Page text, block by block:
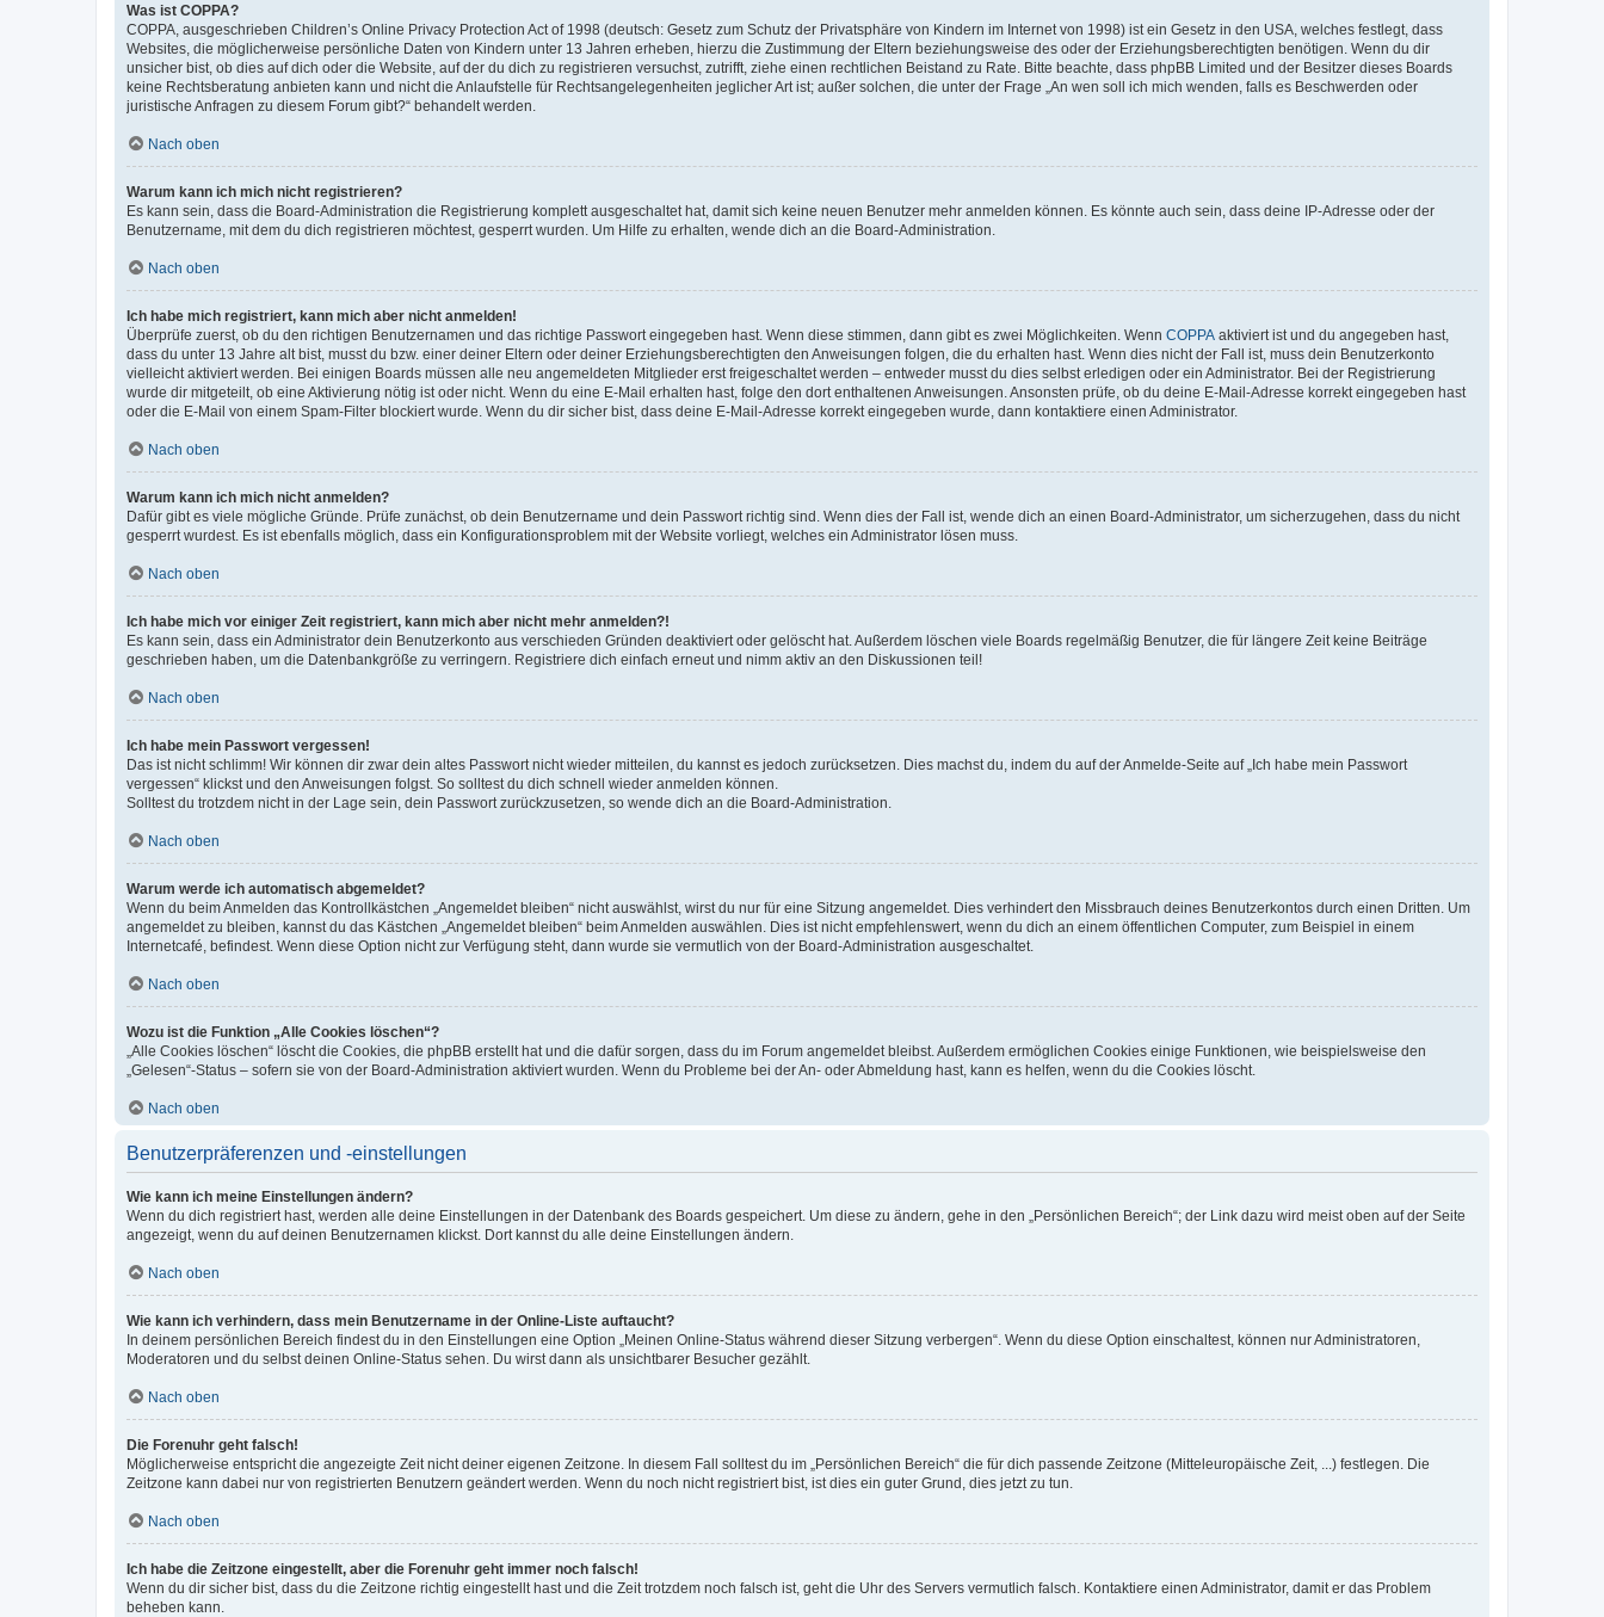
Was ist COPPA?
COPPA, ausgeschrieben Children’s Online Privacy Protection Act of 1998 (deutsch: Gesetz zum Schutz der Privatsphäre von Kindern im Internet von 1998) ist ein Gesetz in den USA, welches festlegt, dass
Websites, die möglicherweise persönliche Daten von Kindern unter 13 Jahren erheben, hierzu die Zustimmung der Eltern beziehungsweise des oder der Erziehungsberechtigten benötigen. Wenn du dir
unsicher bist, ob dies auf dich oder die Website, auf der du dich zu registrieren versuchst, zutrifft, ziehe einen rechtlichen Beistand zu Rate. Bitte beachte, dass phpBB Limited und der Besitzer dieses Boards
keine Rechtsberatung anbieten kann und nicht die Anlaufstelle für Rechtsangelegenheiten jeglicher Art ist; außer solchen, die unter der Frage „An wen soll ich mich wenden, falls es Beschwerden oder
juristische Anfragen zu diesem Forum gibt?“ behandelt werden.
Nach oben
Warum kann ich mich nicht registrieren?
Es kann sein, dass die Board-Administration die Registrierung komplett ausgeschaltet hat, damit sich keine neuen Benutzer mehr anmelden können. Es könnte auch sein, dass deine IP-Adresse oder der
Benutzername, mit dem du dich registrieren möchtest, gesperrt wurden. Um Hilfe zu erhalten, wende dich an die Board-Administration.
Nach oben
Ich habe mich registriert, kann mich aber nicht anmelden!
Überprüfe zuerst, ob du den richtigen Benutzernamen und das richtige Passwort eingegeben hast. Wenn diese stimmen, dann gibt es zwei Möglichkeiten. Wenn COPPA aktiviert ist und du angegeben hast,
dass du unter 13 Jahre alt bist, musst du bzw. einer deiner Eltern oder deiner Erziehungsberechtigten den Anweisungen folgen, die du erhalten hast. Wenn dies nicht der Fall ist, muss dein Benutzerkonto
vielleicht aktiviert werden. Bei einigen Boards müssen alle neu angemeldeten Mitglieder erst freigeschaltet werden – entweder musst du dies selbst erledigen oder ein Administrator. Bei der Registrierung
wurde dir mitgeteilt, ob eine Aktivierung nötig ist oder nicht. Wenn du eine E-Mail erhalten hast, folge den dort enthaltenen Anweisungen. Ansonsten prüfe, ob du deine E-Mail-Adresse korrekt eingegeben hast
oder die E-Mail von einem Spam-Filter blockiert wurde. Wenn du dir sicher bist, dass deine E-Mail-Adresse korrekt eingegeben wurde, dann kontaktiere einen Administrator.
Nach oben
Warum kann ich mich nicht anmelden?
Dafür gibt es viele mögliche Gründe. Prüfe zunächst, ob dein Benutzername und dein Passwort richtig sind. Wenn dies der Fall ist, wende dich an einen Board-Administrator, um sicherzugehen, dass du nicht
gesperrt wurdest. Es ist ebenfalls möglich, dass ein Konfigurationsproblem mit der Website vorliegt, welches ein Administrator lösen muss.
Nach oben
Ich habe mich vor einiger Zeit registriert, kann mich aber nicht mehr anmelden?!
Es kann sein, dass ein Administrator dein Benutzerkonto aus verschieden Gründen deaktiviert oder gelöscht hat. Außerdem löschen viele Boards regelmäßig Benutzer, die für längere Zeit keine Beiträge
geschrieben haben, um die Datenbankgröße zu verringern. Registriere dich einfach erneut und nimm aktiv an den Diskussionen teil!
Nach oben
Ich habe mein Passwort vergessen!
Das ist nicht schlimm! Wir können dir zwar dein altes Passwort nicht wieder mitteilen, du kannst es jedoch zurücksetzen. Dies machst du, indem du auf der Anmelde-Seite auf „Ich habe mein Passwort
vergessen“ klickst und den Anweisungen folgst. So solltest du dich schnell wieder anmelden können.
Solltest du trotzdem nicht in der Lage sein, dein Passwort zurückzusetzen, so wende dich an die Board-Administration.
Nach oben
Warum werde ich automatisch abgemeldet?
Wenn du beim Anmelden das Kontrollkästchen „Angemeldet bleiben“ nicht auswählst, wirst du nur für eine Sitzung angemeldet. Dies verhindert den Missbrauch deines Benutzerkontos durch einen Dritten. Um
angemeldet zu bleiben, kannst du das Kästchen „Angemeldet bleiben“ beim Anmelden auswählen. Dies ist nicht empfehlenswert, wenn du dich an einem öffentlichen Computer, zum Beispiel in einem
Internetcafé, befindest. Wenn diese Option nicht zur Verfügung steht, dann wurde sie vermutlich von der Board-Administration ausgeschaltet.
Nach oben
Wozu ist die Funktion „Alle Cookies löschen“?
„Alle Cookies löschen“ löscht die Cookies, die phpBB erstellt hat und die dafür sorgen, dass du im Forum angemeldet bleibst. Außerdem ermöglichen Cookies einige Funktionen, wie beispielsweise den
„Gelesen“-Status – sofern sie von der Board-Administration aktiviert wurden. Wenn du Probleme bei der An- oder Abmeldung hast, kann es helfen, wenn du die Cookies löscht.
Nach oben
Benutzerpräferenzen und -einstellungen
Wie kann ich meine Einstellungen ändern?
Wenn du dich registriert hast, werden alle deine Einstellungen in der Datenbank des Boards gespeichert. Um diese zu ändern, gehe in den „Persönlichen Bereich“; der Link dazu wird meist oben auf der Seite
angezeigt, wenn du auf deinen Benutzernamen klickst. Dort kannst du alle deine Einstellungen ändern.
Nach oben
Wie kann ich verhindern, dass mein Benutzername in der Online-Liste auftaucht?
In deinem persönlichen Bereich findest du in den Einstellungen eine Option „Meinen Online-Status während dieser Sitzung verbergen“. Wenn du diese Option einschaltest, können nur Administratoren,
Moderatoren und du selbst deinen Online-Status sehen. Du wirst dann als unsichtbarer Besucher gezählt.
Nach oben
Die Forenuhr geht falsch!
Möglicherweise entspricht die angezeigte Zeit nicht deiner eigenen Zeitzone. In diesem Fall solltest du im „Persönlichen Bereich“ die für dich passende Zeitzone (Mitteleuropäische Zeit, ...) festlegen. Die
Zeitzone kann dabei nur von registrierten Benutzern geändert werden. Wenn du noch nicht registriert bist, ist dies ein guter Grund, dies jetzt zu tun.
Nach oben
Ich habe die Zeitzone eingestellt, aber die Forenuhr geht immer noch falsch!
Wenn du dir sicher bist, dass du die Zeitzone richtig eingestellt hast und die Zeit trotzdem noch falsch ist, geht die Uhr des Servers vermutlich falsch. Kontaktiere einen Administrator, damit er das Problem
beheben kann.